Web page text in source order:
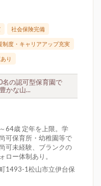
社会保険完備
制度・キャリアアップ充実
り
の認可型保育園で
かな山...
64歳 定年を上限。学
可保育所・幼稚園等で
可未経験、ブランクの
ロー体制あり。
1493-1松山市立伊台保